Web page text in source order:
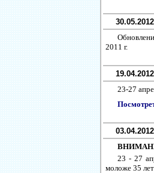
30.05.2012
2011 г.
19.04.2012
23-27
03.04.2012
23 - 27
моложе 35